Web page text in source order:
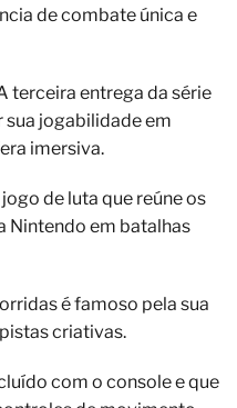
de combate única e
terceira entrega da série
jogabilidade em
imersiva.
de luta que reúne os
Nintendo em batalhas
é famoso pela sua
criativas.
com o console e que